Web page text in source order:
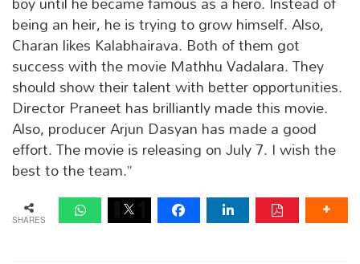
being an heir, he is trying to grow himself. Also,
Charan likes Kalabhairava. Both of them got
success with the movie Mathhu Vadalara. They
should show their talent with better opportunities.
Director Praneet has brilliantly made this movie.
Also, producer Arjun Dasyan has made a good
effort. The movie is releasing on July 7. I wish the
best to the team.”
SHARES